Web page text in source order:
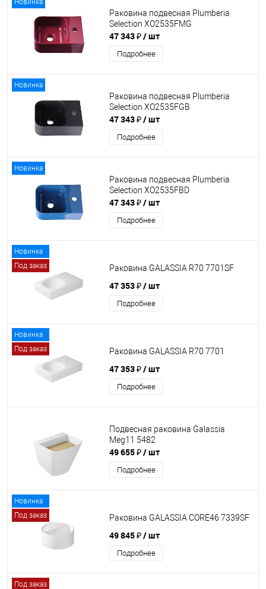
Новинка
Раковина подвесная Plumberia
Selection XO2535FMG
47 343 ₽/ шт
Подробнее
Новинка
Раковина подвесная Plumberia
Selection XO2535FGB
47 343 ₽/ шт
Подробнее
Новинка
Раковина подвесная Plumberia
Selection XO2535FBD
47 343 ₽/ шт
Подробнее
Новинка
Под заказ
Раковина GALASSIA R70 7701SF
47 353 ₽/ шт
Подробнее
Новинка
Под заказ
Раковина GALASSIA R70 7701
47 353 ₽/ шт
Подробнее
Подвесная раковина Galassia
Meg11 5482
49 655 ₽/ шт
Подробнее
Новинка
Под заказ
Раковина GALASSIA CORE46 7339SF
49 845 ₽/ шт
Подробнее
Под заказ